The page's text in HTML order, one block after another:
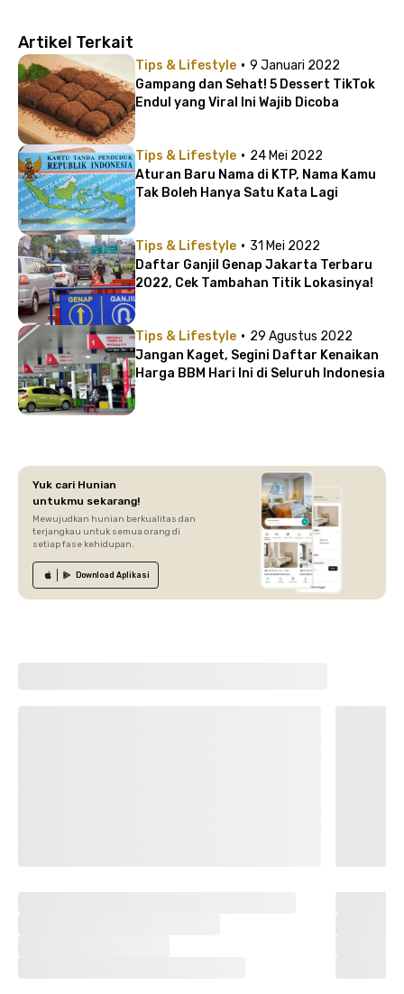
Artikel Terkait
Tips & Lifestyle · 9 Januari 2022
Gampang dan Sehat! 5 Dessert TikTok
Endul yang Viral Ini Wajib Dicoba
Tips & Lifestyle · 24 Mei 2022
Aturan Baru Nama di KTP, Nama Kamu
Tak Boleh Hanya Satu Kata Lagi
Tips & Lifestyle · 31 Mei 2022
Daftar Ganjil Genap Jakarta Terbaru
2022, Cek Tambahan Titik Lokasinya!
Tips & Lifestyle · 29 Agustus 2022
Jangan Kaget, Segini Daftar Kenaikan
Harga BBM Hari Ini di Seluruh Indonesia
Yuk cari Hunian
untukmu sekarang!
Mewujudkan hunian berkualitas dan
terjangkau untuk semua orang di
setiap fase kehidupan.
Download Aplikasi